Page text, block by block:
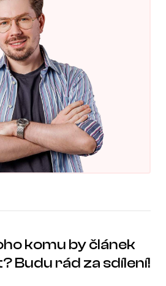
komu by článek
Budu rád za sdílení!